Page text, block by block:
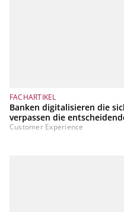
FACHARTIKEL
Banken digitalisieren die
verpassen die
Customer Experience